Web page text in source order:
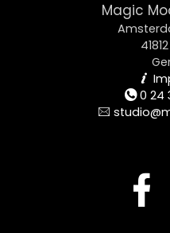
Magic
i
t0 24
e
F